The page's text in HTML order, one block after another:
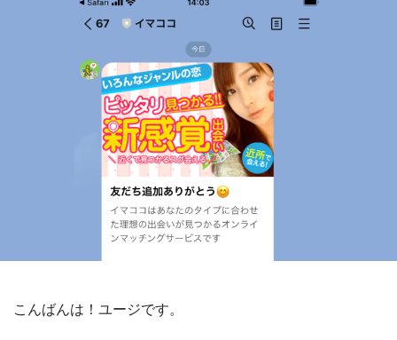
こんばんは！ユージです。